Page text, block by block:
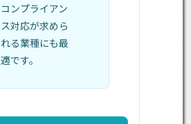
コンプライアン
ス対応が求めら
れる業種にも最
適です。